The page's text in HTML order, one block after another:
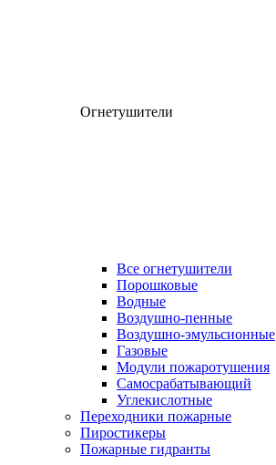
Огнетушители
Все огнетушители
Порошковые
Водные
Воздушно-пенные
Воздушно-эмульсионные
Газовые
Модули пожаротушения
Самосрабатывающий
Углекислотные
Переходники пожарные
Пиростикеры
Пожарные гидранты